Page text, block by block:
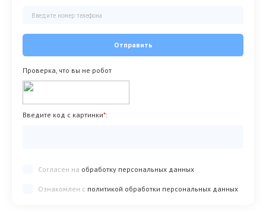
Отправить
Проверка, что вы не робот
Введите код с картинки*:
Согласен на обработку персональных данных
Ознакомлен с политикой обработки персональных данных